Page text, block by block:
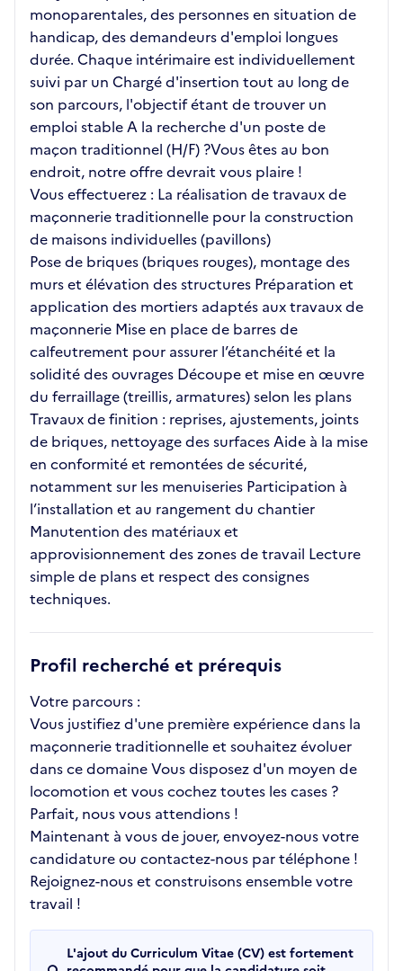
monoparentales, des personnes en situation de
handicap, des demandeurs d'emploi longues
durée. Chaque intérimaire est individuellement
suivi par un Chargé d'insertion tout au long de
son parcours, l'objectif étant de trouver un
emploi stable A la recherche d'un poste de
maçon traditionnel (H/F) ?Vous êtes au bon
endroit, notre offre devrait vous plaire !
Vous effectuerez : La réalisation de travaux de
maçonnerie traditionnelle pour la construction
de maisons individuelles (pavillons)
Pose de briques (briques rouges), montage des
murs et élévation des structures Préparation et
application des mortiers adaptés aux travaux de
maçonnerie Mise en place de barres de
calfeutrement pour assurer l’étanchéité et la
solidité des ouvrages Découpe et mise en œuvre
du ferraillage (treillis, armatures) selon les plans
Travaux de finition : reprises, ajustements, joints
de briques, nettoyage des surfaces Aide à la mise
en conformité et remontées de sécurité,
notamment sur les menuiseries Participation à
l’installation et au rangement du chantier
Manutention des matériaux et
approvisionnement des zones de travail Lecture
simple de plans et respect des consignes
techniques.
Profil recherché et prérequis
Votre parcours :
Vous justifiez d'une première expérience dans la
maçonnerie traditionnelle et souhaitez évoluer
dans ce domaine Vous disposez d'un moyen de
locomotion et vous cochez toutes les cases ?
Parfait, nous vous attendions !
Maintenant à vous de jouer, envoyez-nous votre
candidature ou contactez-nous par téléphone !
Rejoignez-nous et construisons ensemble votre
travail !
L'ajout du Curriculum Vitae (CV) est fortement